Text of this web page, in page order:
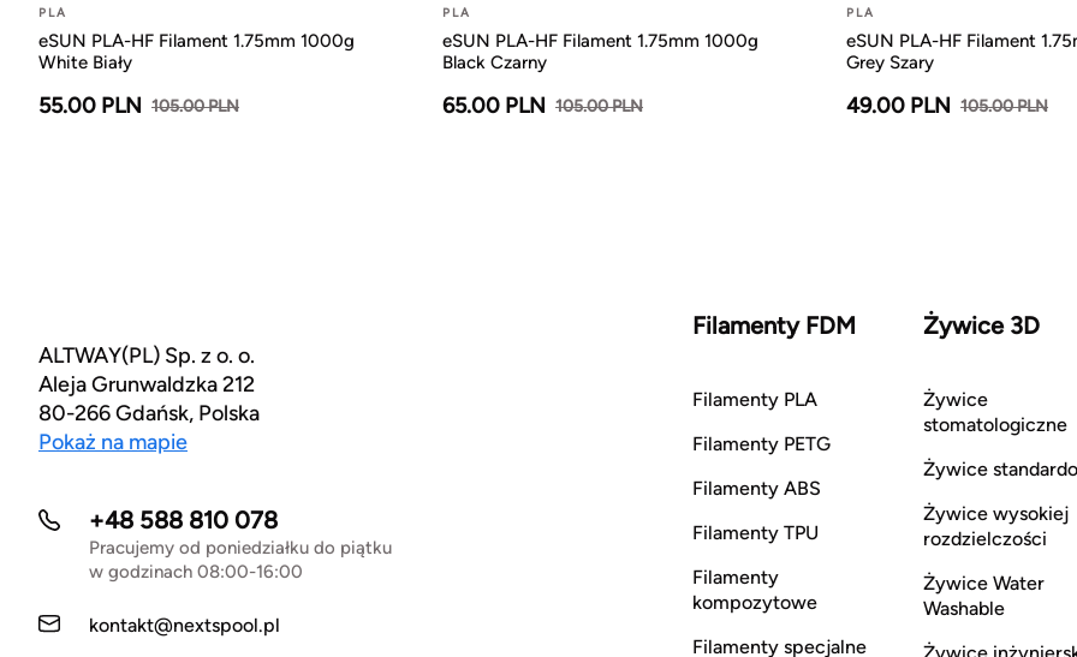
PLA
eSUN PLA-HF Filament 1.75mm 1000g
White Biały
55.00 PLN 105.00 PLN
PLA
eSUN PLA-HF Filament 1.75mm 1000g
Black Czarny
65.00 PLN 105.00 PLN
PLA
eSUN PLA-HF Filament
Grey Szary
49.00 PLN 105.00 PLN
ALTWAY(PL) Sp. z o. o.
Aleja Grunwaldzka 212
80-266 Gdańsk, Polska
Pokaż na mapie
+48 588 810 078
Pracujemy od poniedziałku do piątku
w godzinach 08:00-16:00
kontakt@nextspool.pl
Filamenty FDM
Filamenty PLA
Filamenty PETG
Filamenty ABS
Filamenty TPU
Filamenty
kompozytowe
Filamenty specjalne
Żywice 3D
Żywice
stomatologiczne
Żywice
Żywice wysokiej
rozdzielczości
Żywice Water
Washable